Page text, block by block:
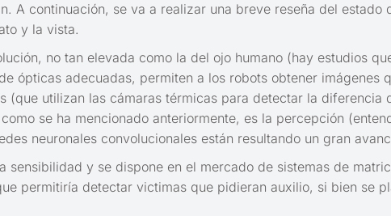
A continuación, se va a realizar una breve reseña del estado
y la vista.
no tan elevada como la del ojo humano (hay estudios
ópticas adecuadas, permiten a los robots obtener imágenes
(que utilizan las cámaras térmicas para detectar la
se ha mencionado anteriormente, es la percepción
neuronales convolucionales están resultando un gran
y se dispone en el mercado de sistemas de
permitiría detectar victimas que pidieran auxilio, si bien se